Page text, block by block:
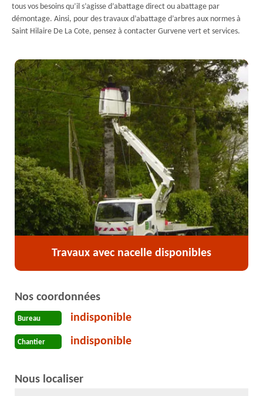
tous vos besoins qu’il s’agisse d’abattage direct ou abattage par
démontage. Ainsi, pour des travaux d’abattage d’arbres aux normes à
Saint Hilaire De La Cote, pensez à contacter Gurvene vert et services.
Travaux avec nacelle disponibles
Nos coordonnées
Bureau indisponible
Chantier indisponible
Nous localiser